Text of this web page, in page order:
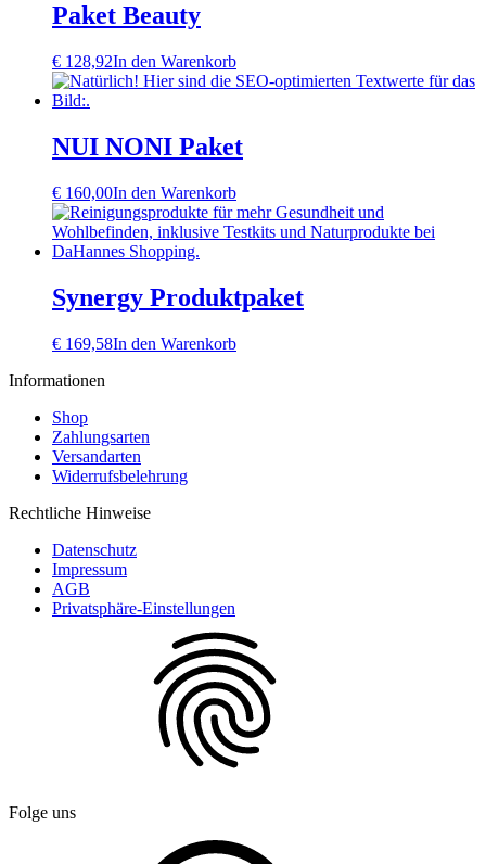
Paket Beauty
€ 128,92In den Warenkorb
NUI NONI Paket
€ 160,00In den Warenkorb
Synergy Produktpaket
€ 169,58In den Warenkorb
Informationen
Shop
Zahlungsarten
Versandarten
Widerrufsbelehrung
Rechtliche Hinweise
Datenschutz
Impressum
AGB
Privatsphäre-Einstellungen
Folge uns